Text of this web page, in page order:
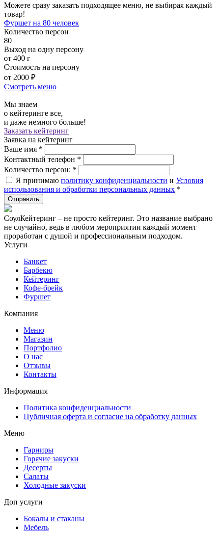
Можете сразу заказать подходящее меню, не выбирая каждый
товар!
Фуршет на 80 человек
Количество персон
80
Выход на одну персону
от 400 г
Стоимость на персону
от 2000 ₽
Смотреть меню
Мы знаем
о кейтеринге все,
и даже немного больше!
Заказать кейтеринг
Заявка на кейтеринг
Ваше имя *
Контактный телефон *
Количество персон: *
Я принимаю политику конфиденциальности и Условия
использования и обработки персональных данных *
СоулКейтеринг – не просто кейтеринг. Это название выбрано
не случайно, ведь в любом мероприятии каждый момент
проработан с душой и профессиональным подходом.
Услуги
Банкет
Барбекю
Кейтеринг
Кофе-брейк
Фуршет
Компания
Меню
Магазин
Портфолио
О нас
Отзывы
Контакты
Информация
Политика конфиденциальности
Публичная оферта и согласие на обработку данных
Меню
Гарниры
Горячие закуски
Десерты
Салаты
Холодные закуски
Доп услуги
Бокалы и стаканы
Мебель